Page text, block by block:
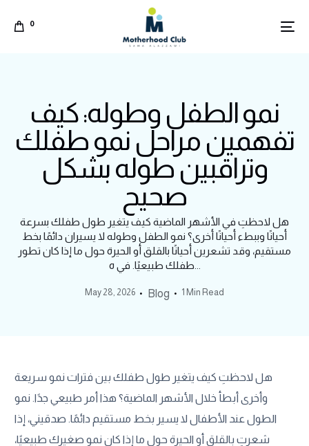
0
نمو الطفل وطوله: كيف
تفهمين مراحل نمو طفلك
وتراقبين طوله بشكل
صحيح
هل لاحظتِ في الأشهر الماضية كيف يتغير طول طفلك بسرعة
أحيانًا وببطء أحيانًا أخرى؟ نمو الطفل وطوله لا يسيران دائمًا بخط
مستقيم، وقد تشعرين أحيانًا بالقلق أو الحيرة حول ما إذا كان تطور
May 28, 2026 Blog 1 Min Read
هل لاحظتِ كيف يتغير طول طفلك بين فترات نمو سريعة
وأخرى أبطأ خلال الأشهر الماضية؟ هذا أمر طبيعي جدًا. نمو
الطول عند الأطفال لا يسير بخط مستقيم دائمًا. صدقيني، إذا
شعرتِ بالقلق أو الحيرة حول ما إذا كان نمو صغيرك طبيعيًا،